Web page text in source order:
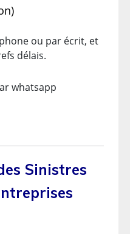
ou par écrit, et
délais.
whatsapp
Sinistres